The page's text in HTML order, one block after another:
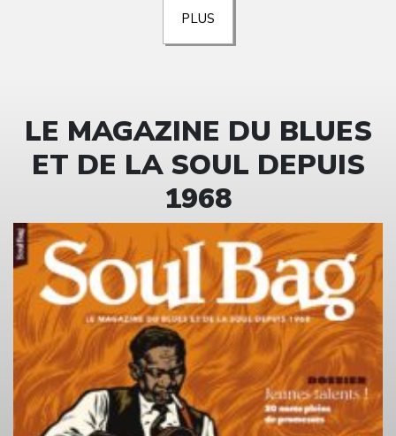
PLUS
LE MAGAZINE DU BLUES
ET DE LA SOUL DEPUIS
1968